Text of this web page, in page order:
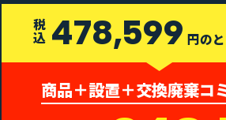
税込 478,599 円の
商品＋設置＋交換廃棄コ